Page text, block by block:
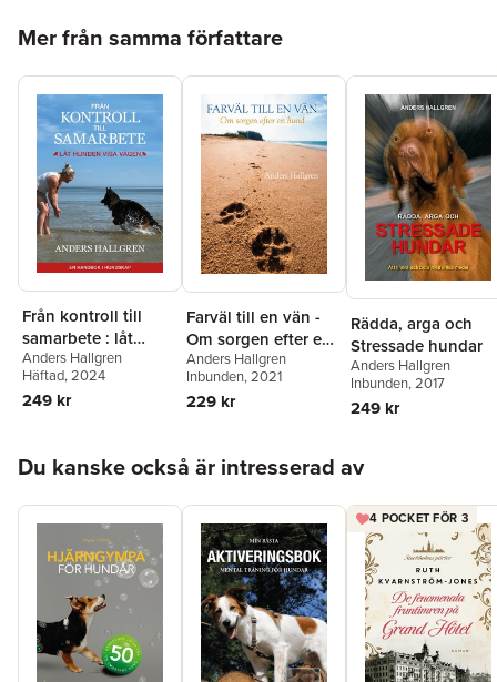
Mer från samma författare
Från kontroll till
samarbete : låt
hunden visa vägen
Anders Hallgren
Häftad, 2024
249 kr
Farväl till en vän -
Om sorgen efter en
hund
Anders Hallgren
Inbunden, 2021
229 kr
Rädda, arga och
Stressade hundar
Anders Hallgren
Inbunden, 2017
249 kr
Du kanske också är intresserad av
4 POCKET FÖR 3